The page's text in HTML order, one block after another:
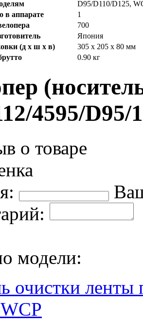
D95/D110/D125,
в аппарате
1
700
Япония
(д х ш х в)
305 x 205 x 80 мм
0.90 кг
4595/D95/
о товаре
модели: